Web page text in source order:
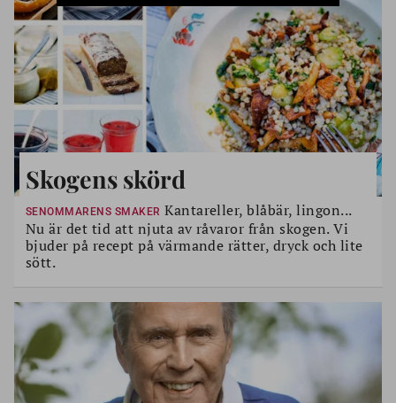
Skogens skörd
SENOMMARENS SMAKER Kantareller, blåbär, lingon...
Nu är det tid att njuta av råvaror från skogen. Vi
bjuder på recept på värmande rätter, dryck och lite
sött.